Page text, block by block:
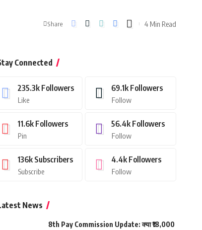
Share 4 Min Read
Connected
235.3k Followers
Like
69.1k Followers
Follow
11.6k Followers
Pin
56.4k Followers
Follow
136k Subscribers
Subscribe
4.4k Followers
Follow
News
8th Pay Commission Update: क्या ₹18,000